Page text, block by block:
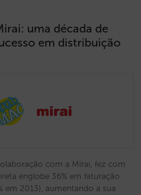
uma década de
em distribuição
com a Mirai, fez com
englobe 36% em faturação
em 2013), aumentando a sua